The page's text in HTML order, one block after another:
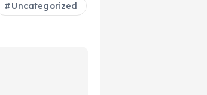
Uncategorized